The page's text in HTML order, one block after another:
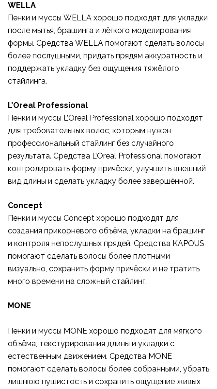
WELLA
Пенки и муссы WELLA хорошо подходят для укладки
после мытья, брашинга и лёгкого моделирования
формы. Средства WELLA помогают сделать волосы
более послушными, придать прядям аккуратность и
поддержать укладку без ощущения тяжёлого
стайлинга.
L’Oreal Professional
Пенки и муссы L’Oreal Professional хорошо подходят
для требовательных волос, которым нужен
профессиональный стайлинг без случайного
результата. Средства L’Oreal Professional помогают
контролировать форму причёски, улучшить внешний
вид длины и сделать укладку более завершённой.
Concept
Пенки и муссы Concept хорошо подходят для
создания прикорневого объёма, укладки на брашинг
и контроля непослушных прядей. Средства KAPOUS
помогают сделать волосы более плотными
визуально, сохранить форму причёски и не тратить
много времени на сложный стайлинг.
MONE
Пенки и муссы MONE хорошо подходят для мягкого
объёма, текстурирования длины и укладки с
естественным движением. Средства MONE
помогают сделать волосы более собранными, убрать
лишнюю пушистость и сохранить ощущение живых